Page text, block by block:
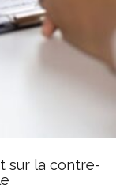
sur la contre-